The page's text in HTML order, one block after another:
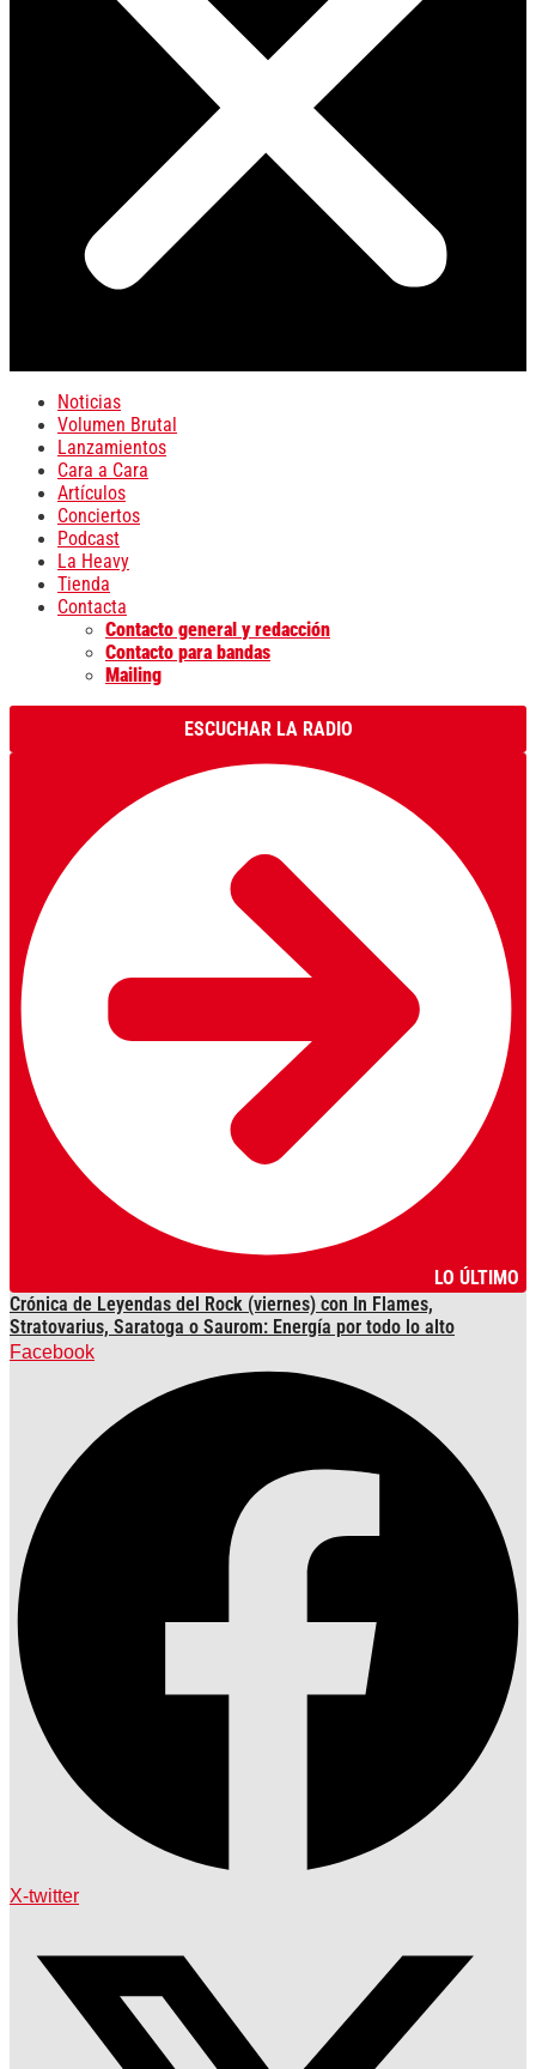
Noticias
Volumen Brutal
Lanzamientos
Cara a Cara
Artículos
Conciertos
Podcast
La Heavy
Tienda
Contacta
Contacto general y redacción
Contacto para bandas
Mailing
ESCUCHAR LA RADIO
LO ÚLTIMO
Crónica de Leyendas del Rock (viernes) con In Flames,
Stratovarius, Saratoga o Saurom: Energía por todo lo alto
Facebook
X-twitter